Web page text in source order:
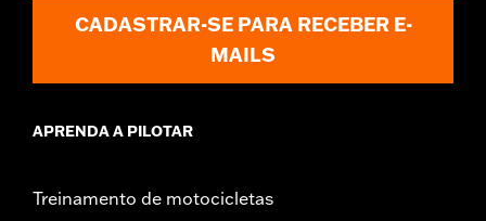
CADASTRAR-SE PARA RECEBER E-
MAILS
APRENDA A PILOTAR
Treinamento de motocicletas